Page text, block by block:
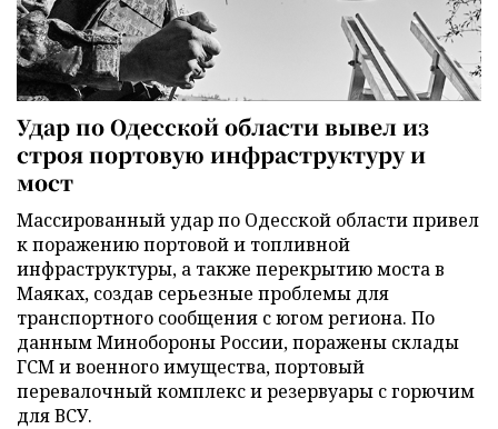
Удар по Одесской области вывел из
строя портовую инфраструктуру и
мост
Массированный удар по Одесской области привел
к поражению портовой и топливной
инфраструктуры, а также перекрытию моста в
Маяках, создав серьезные проблемы для
транспортного сообщения с югом региона. По
данным Минобороны России, поражены склады
ГСМ и военного имущества, портовый
перевалочный комплекс и резервуары с горючим
для ВСУ.